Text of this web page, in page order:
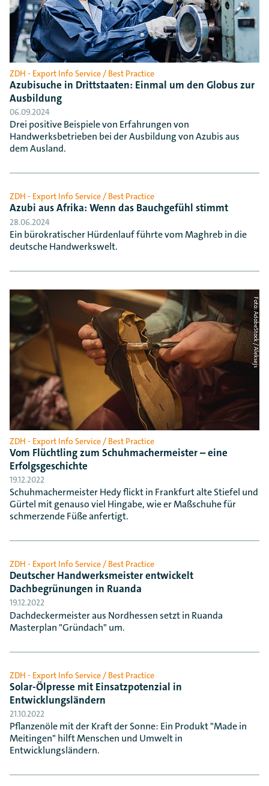
ZDH - Export Info Service / Best Practice
Azubisuche in Drittstaaten: Einmal um den Globus zur
Ausbildung
06.09.2024
Drei positive Beispiele von Erfahrungen von
Handwerksbetrieben bei der Ausbildung von Azubis aus
dem Ausland.
ZDH - Export Info Service / Best Practice
Azubi aus Afrika: Wenn das Bauchgefühl stimmt
28.06.2024
Ein bürokratischer Hürdenlauf führte vom Maghreb in die
deutsche Handwerkswelt.
Foto: AdobeStock / Aleksejs
ZDH - Export Info Service / Best Practice
Vom Flüchtling zum Schuhmachermeister – eine
Erfolgsgeschichte
19.12.2022
Schuhmachermeister Hedy flickt in Frankfurt alte Stiefel und
Gürtel mit genauso viel Hingabe, wie er Maßschuhe für
schmerzende Füße anfertigt.
ZDH - Export Info Service / Best Practice
Deutscher Handwerksmeister entwickelt
Dachbegrünungen in Ruanda
19.12.2022
Dachdeckermeister aus Nordhessen setzt in Ruanda
Masterplan "Gründach" um.
ZDH - Export Info Service / Best Practice
Solar-Ölpresse mit Einsatzpotenzial in
Entwicklungsländern
21.10.2022
Pflanzenöle mit der Kraft der Sonne: Ein Produkt "Made in
Meitingen" hilft Menschen und Umwelt in
Entwicklungsländern.